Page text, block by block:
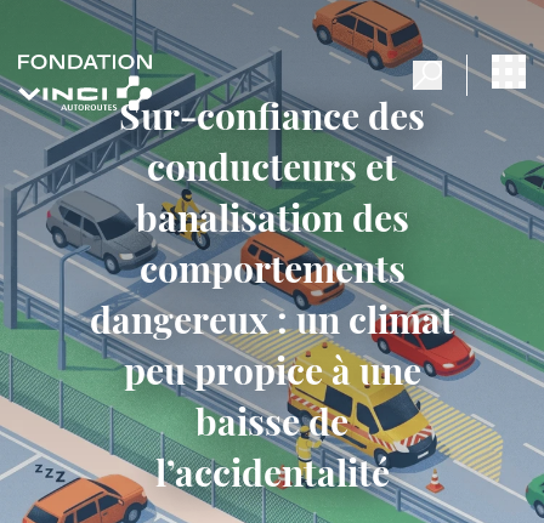
Sur-confiance des
conducteurs et
banalisation des
comportements
dangereux : un climat
peu propice à une
baisse de
l’accidentalité